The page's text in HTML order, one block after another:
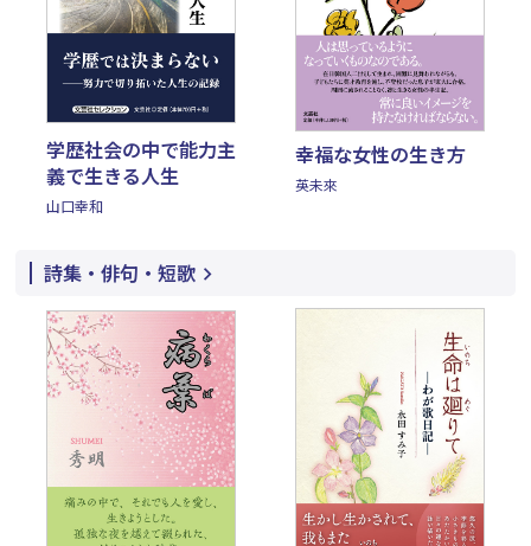
学歴社会の中で能力主
義で生きる人生
山口幸和
幸福な女性の生き方
英未來
詩集・俳句・短歌